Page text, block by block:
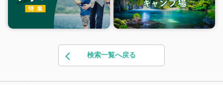
検索一覧へ戻る